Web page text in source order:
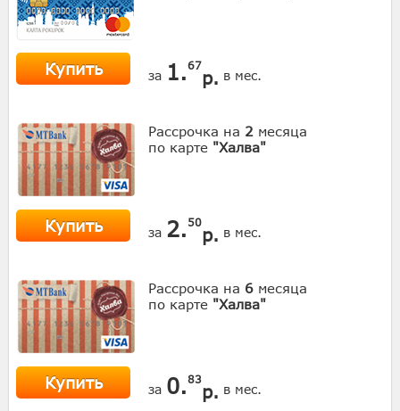
Купить за 1.67
р. в мес.
Рассрочка на 2 месяца
по карте "Халва"
Купить за 2. 50
р. в мес.
Рассрочка на 6 месяца
по карте "Халва"
Купить за 0.83
р. в мес.